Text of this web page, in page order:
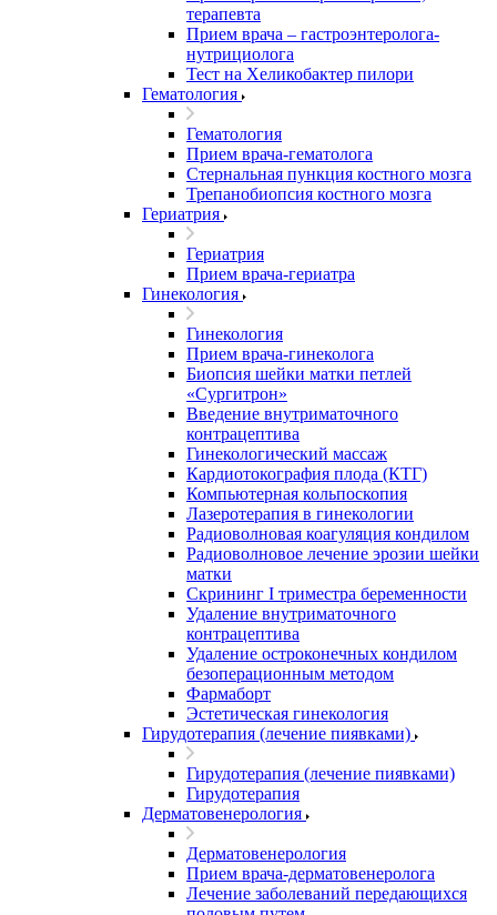
терапевта
Прием врача – гастроэнтеролога-
нутрициолога
Тест на Хеликобактер пилори
Гематология
Гематология
Прием врача-гематолога
Стернальная пункция костного мозга
Трепанобиопсия костного мозга
Гериатрия
Гериатрия
Прием врача-гериатра
Гинекология
Гинекология
Прием врача-гинеколога
Биопсия шейки матки петлей
«Сургитрон»
Введение внутриматочного
контрацептива
Гинекологический массаж
Кардиотокография плода (КТГ)
Компьютерная кольпоскопия
Лазеротерапия в гинекологии
Радиоволновая коагуляция кондилом
Радиоволновое лечение эрозии шейки
матки
Скрининг I триместра беременности
Удаление внутриматочного
контрацептива
Удаление остроконечных кондилом
безоперационным методом
Фармаборт
Эстетическая гинекология
Гирудотерапия (лечение пиявками)
Гирудотерапия (лечение пиявками)
Гирудотерапия
Дерматовенерология
Дерматовенерология
Прием врача-дерматовенеролога
Лечение заболеваний передающихся